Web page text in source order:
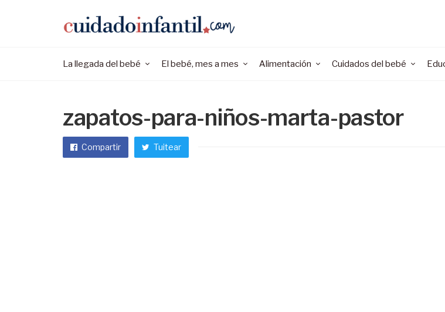
La llegada del bebé El bebé, mes a mes Alimentación Cuidados del bebé
zapatos-para-niños-marta-pastor
Compartir Tuitear